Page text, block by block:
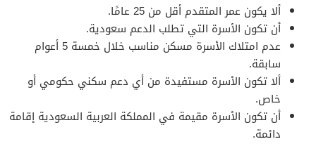
ألا يكون عمر المتقدم أقل من 25 عامًا.
أن تكون الأسرة التي تطلب الدعم سعودية.
عدم امتلاك الأسرة مسكن مناسب خلال خمسة 5 أعوام
سابقة.
ألا تكون الأسرة مستفيدة من أي دعم سكني حكومي أو
خاص.
أن تكون الأسرة مقيمة في المملكة العربية السعودية إقامة
دائمة.